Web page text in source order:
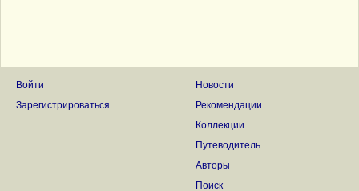
Войти
Зарегистрироваться
Новости
Рекомендации
Коллекции
Путеводитель
Авторы
Поиск